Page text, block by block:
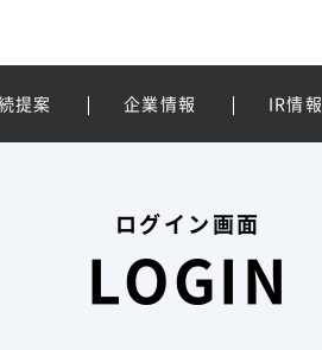
提案 企業情報 IR情報
ログイン画面
LOGIN